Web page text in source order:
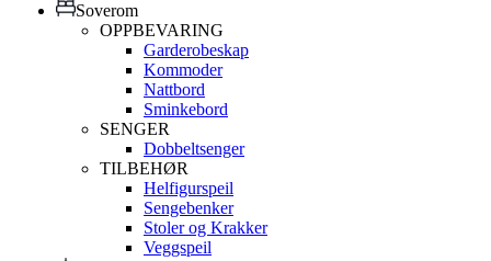
Soverom
OPPBEVARING
Garderobeskap
Kommoder
Nattbord
Sminkebord
SENGER
Dobbeltsenger
TILBEHØR
Helfigurspeil
Sengebenker
Stoler og Krakker
Veggspeil